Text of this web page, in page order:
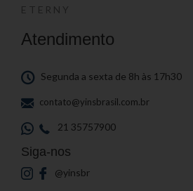
ETERNY
Atendimento
Segunda a sexta de 8h às 17h30
contato@yinsbrasil.com.br
21 35757900
Siga-nos
@yinsbr